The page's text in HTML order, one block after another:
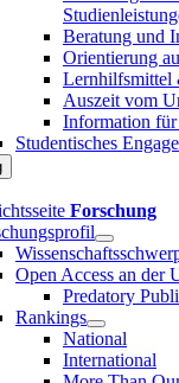
Beratung und
Orientierung
Lernhilfsmittel
Auszeit vom
Information
Studentisches
Forschung
Open Access an der
Predatory
Rankings
National
International